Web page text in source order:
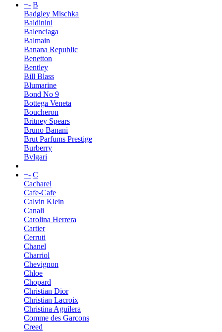
+- B
Badgley Mischka
Baldinini
Balenciaga
Balmain
Banana Republic
Benetton
Bentley
Bill Blass
Blumarine
Bond No 9
Bottega Veneta
Boucheron
Britney Spears
Bruno Banani
Brut Parfums Prestige
Burberry
Bvlgari
+- C
Cacharel
Cafe-Cafe
Calvin Klein
Canali
Carolina Herrera
Cartier
Cerruti
Chanel
Charriol
Chevignon
Chloe
Chopard
Christian Dior
Christian Lacroix
Christina Aguilera
Comme des Garcons
Creed